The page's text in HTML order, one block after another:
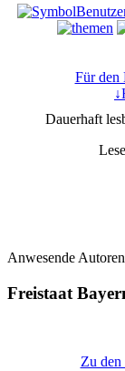
Für den
Dauerhaft
Anwesende Autoren
Freistaat
Zu den